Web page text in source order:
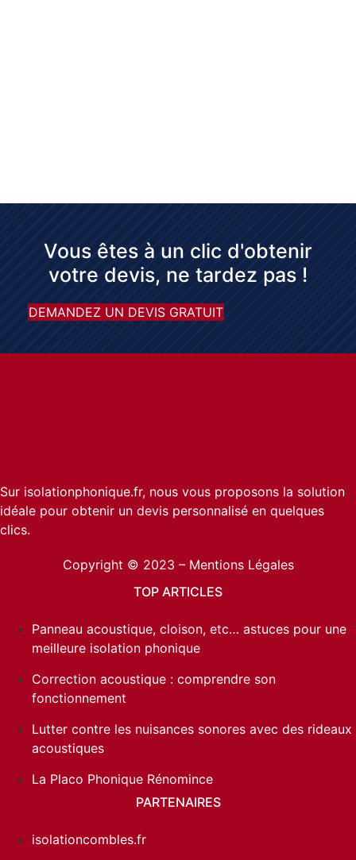
Vous êtes à un clic d'obtenir
votre devis, ne tardez pas !
DEMANDEZ UN DEVIS GRATUIT
Sur isolationphonique.fr, nous vous proposons la solution
idéale pour obtenir un devis personnalisé en quelques
clics.
Copyright © 2023 – Mentions Légales
TOP ARTICLES
Panneau acoustique, cloison, etc… astuces pour une
meilleure isolation phonique
Correction acoustique : comprendre son
fonctionnement
Lutter contre les nuisances sonores avec des rideaux
acoustiques
La Placo Phonique Rénomince
PARTENAIRES
isolationcombles.fr